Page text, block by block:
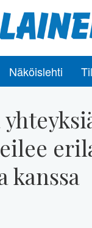
Näköislehti
kanssa